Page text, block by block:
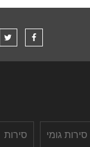
סירות גומי סירות